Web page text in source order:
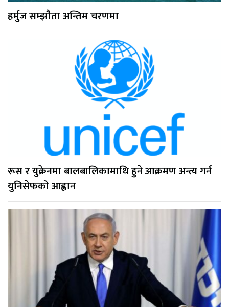
हर्मुज सम्झौता अन्तिम चरणमा
रूस र युक्रेनमा बालबालिकामाथि हुने आक्रमण अन्त्य गर्न
युनिसेफको आह्वान